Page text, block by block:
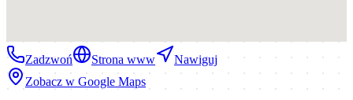
Zadzwoń Strona www
Nawiguj
Zobacz w Google Maps